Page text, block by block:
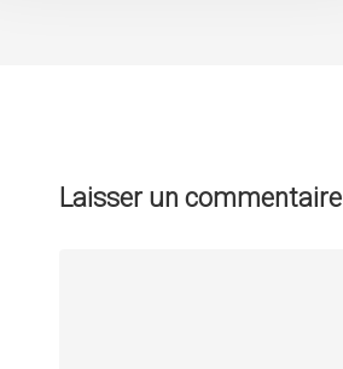
Laisser un commentaire